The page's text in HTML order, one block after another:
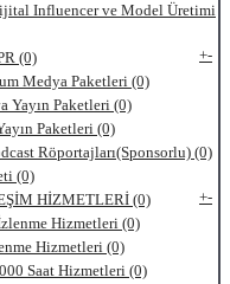
Influencer ve Model Üretimi
(0)
+-
Medya Paketleri (0)
Yayın Paketleri (0)
Paketleri (0)
Röportajları(Sponsorlu) (0)
(0)
HİZMETLERİ (0)
+-
Hizmetleri (0)
Hizmetleri (0)
Saat Hizmetleri (0)